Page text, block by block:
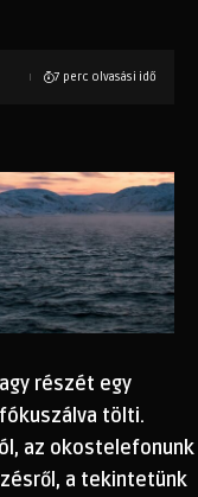
7 perc olvasási idő
részét egy
tölti.
az okostelefonunk
a tekintetünk